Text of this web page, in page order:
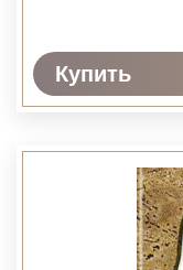
Купить